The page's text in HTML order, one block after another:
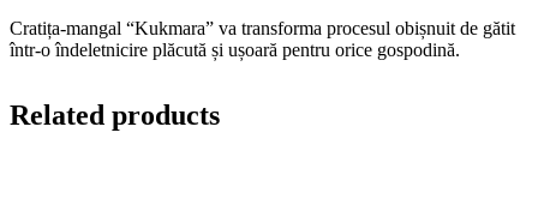
Cratița-mangal “Kukmara” va transforma procesul obișnuit de gătit
într-o îndeletnicire plăcută și ușoară pentru orice gospodină.
Related products